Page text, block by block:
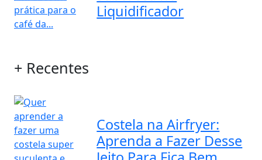
Liquidificador
+ Recentes
Costela na Airfryer:
Aprenda a Fazer Desse